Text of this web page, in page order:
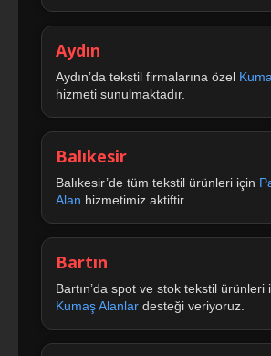
Aydın
Aydın’da tekstil firmalarına özel
hizmeti sunulmaktadır.
Balıkesir
Balıkesir’de tüm tekstil ürünleri için
Alan hizmetimiz aktiftir.
Bartın
Bartın’da spot ve stok tekstil ürünleri
Kumaş Alanlar desteği veriyoruz.